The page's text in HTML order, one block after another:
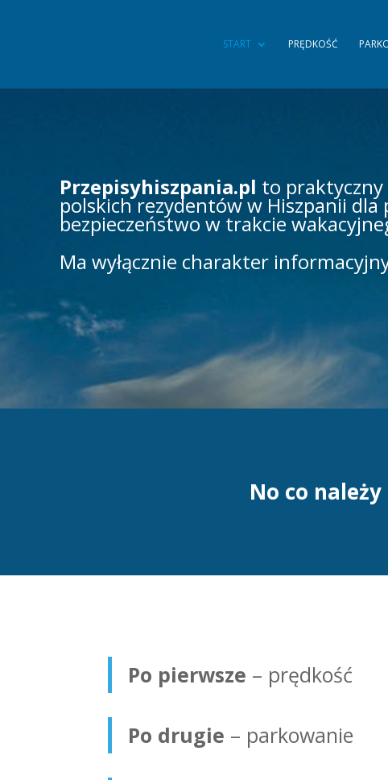
START PRĘDKOŚĆ
Przepisyhiszpania.pl to
polskich rezydentów w Hiszpanii
bezpieczeństwo w trakcie
Ma wyłącznie charakter
No co
Po pierwsze – prędkość
Po drugie – parkowanie